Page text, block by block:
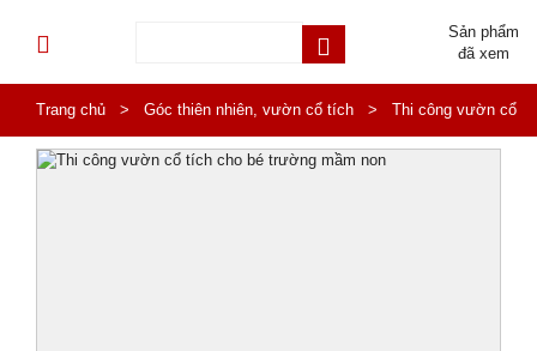
Sản phẩm
đã xem
Trang chủ > Góc thiên nhiên, vườn cổ tích > Thi công vườn cổ
tích cho bé trường mầm non